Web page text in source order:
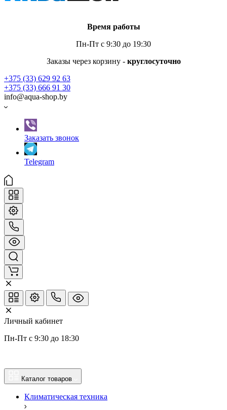
Время работы
Пн-Пт с 9:30 до 19:30
Заказы через корзину - круглосуточно
+375 (33) 629 92 63
+375 (33) 666 91 30
info@aqua-shop.by
Заказать звонок
Telegram
Личный кабинет
Пн-Пт с 9:30 до 18:30
Каталог товаров
Климатическая техника